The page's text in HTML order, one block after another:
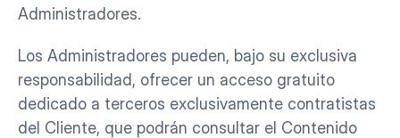
Administradores.
Los Administradores pueden, bajo su exclusiva
responsabilidad, ofrecer un acceso gratuito
dedicado a terceros exclusivamente contratistas
del Cliente, que podrán consultar el Contenido